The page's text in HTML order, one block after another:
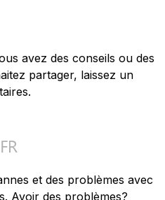
avez des conseils ou des
partager, laissez un
et des problèmes avec
Avoir des problèmes?